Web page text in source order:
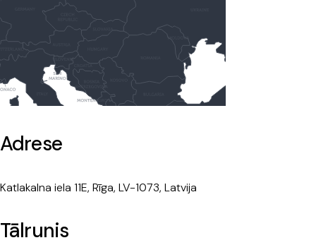
Adrese
Katlakalna iela 11E, Rīga, LV-1073, Latvija
Tālrunis